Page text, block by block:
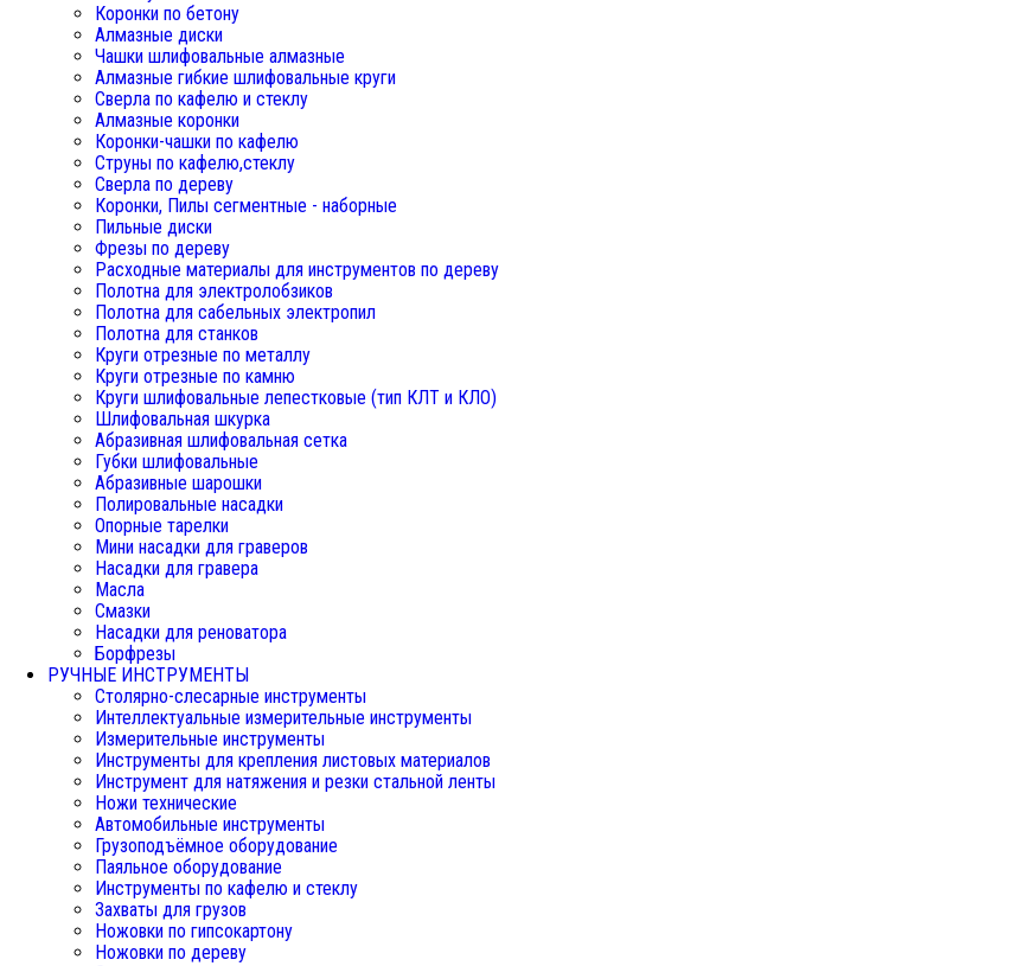
Коронки по бетону
Алмазные диски
Чашки шлифовальные алмазные
Алмазные гибкие шлифовальные круги
Сверла по кафелю и стеклу
Алмазные коронки
Коронки-чашки по кафелю
Струны по кафелю,стеклу
Сверла по дереву
Коронки, Пилы сегментные - наборные
Пильные диски
Фрезы по дереву
Расходные материалы для инструментов по дереву
Полотна для электролобзиков
Полотна для сабельных электропил
Полотна для станков
Круги отрезные по металлу
Круги отрезные по камню
Круги шлифовальные лепестковые (тип КЛТ и КЛО)
Шлифовальная шкурка
Абразивная шлифовальная сетка
Губки шлифовальные
Абразивные шарошки
Полировальные насадки
Опорные тарелки
Мини насадки для граверов
Насадки для гравера
Масла
Смазки
Насадки для реноватора
Борфрезы
РУЧНЫЕ ИНСТРУМЕНТЫ
Столярно-слесарные инструменты
Интеллектуальные измерительные инструменты
Измерительные инструменты
Инструменты для крепления листовых материалов
Инструмент для натяжения и резки стальной ленты
Ножи технические
Автомобильные инструменты
Грузоподъёмное оборудование
Паяльное оборудование
Инструменты по кафелю и стеклу
Захваты для грузов
Ножовки по гипсокартону
Ножовки по дереву